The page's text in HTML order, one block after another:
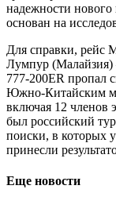
надежности
основан на
Для справки, рейс
Лумпур (Малайзия)
777-200ER пропал
Южно-Китайским
включая 12 членов
был российский
поиски, в которых
принесли
Еще новости